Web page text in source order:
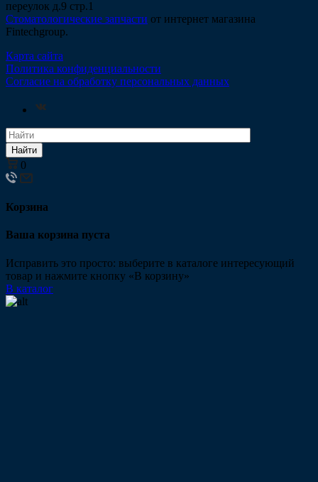
переулок д.9 стр.1
Стоматологические запчасти от интернет магазина
Fintechgroup.
Карта сайта
Политика конфиденциальности
Согласие на обработку персональных данных
Найти
0
Корзина
Ваша корзина пуста
Исправить это просто: выберите в каталоге интересующий
товар и нажмите кнопку «В корзину»
В каталог